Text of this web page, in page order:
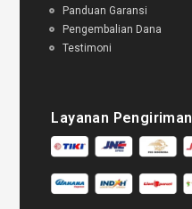
Panduan Garansi
Pengembalian Dana
Testimoni
Layanan Pengiriman